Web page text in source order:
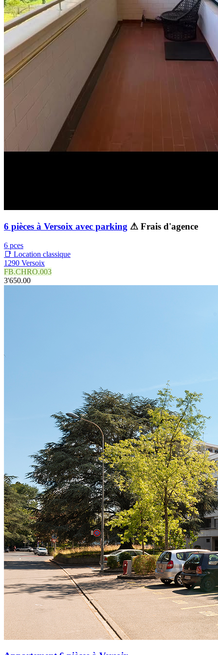
6 pièces à Versoix avec parking ⚠ Frais d'agence
6 pces
📑 Location classique
1290 Versoix
FB.CHRO.003
3'650.00